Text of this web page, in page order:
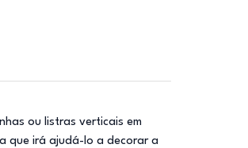
ou listras verticais em
que irá ajudá-lo a decorar a